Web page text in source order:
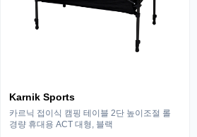
Karnik Sports
카르닉 접이식 캠핑 테이블 2단 높이조절 롤
경량 휴대용 ACT 대형, 블랙